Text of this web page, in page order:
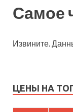
Самое
Извините.
ЦЕНЫ НА